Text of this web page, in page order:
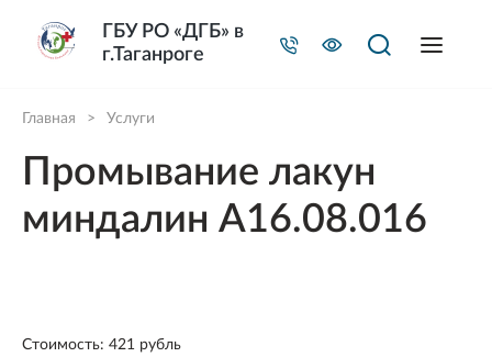
Главная > Услуги
Промывание лакун
миндалин A16.08.016
Стоимость: 421 рубль
ГБУ РО «ДГБ» в
г.Таганроге